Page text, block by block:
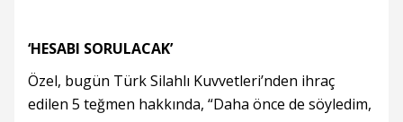
‘HESABI SORULACAK’
Özel, bugün Türk Silahlı Kuvvetleri’nden ihraç
edilen 5 teğmen hakkında, “Daha önce de söyledim,